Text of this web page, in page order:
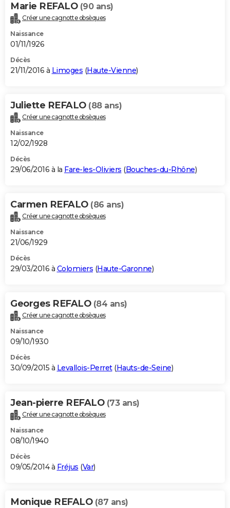
Marie REFALO (90 ans)
Créer une cagnotte obsèques
Naissance
01/11/1926
Décès
21/11/2016 à Limoges (Haute-Vienne)
Juliette REFALO (88 ans)
Créer une cagnotte obsèques
Naissance
12/02/1928
Décès
29/06/2016 à la Fare-les-Oliviers (Bouches-du-Rhône)
Carmen REFALO (86 ans)
Créer une cagnotte obsèques
Naissance
21/06/1929
Décès
29/03/2016 à Colomiers (Haute-Garonne)
Georges REFALO (84 ans)
Créer une cagnotte obsèques
Naissance
09/10/1930
Décès
30/09/2015 à Levallois-Perret(Hauts-de-Seine)
Jean-pierre REFALO (73 ans)
Créer une cagnotte obsèques
Naissance
08/10/1940
Décès
09/05/2014 à Fréjus (Var)
Monique REFALO (87 ans)